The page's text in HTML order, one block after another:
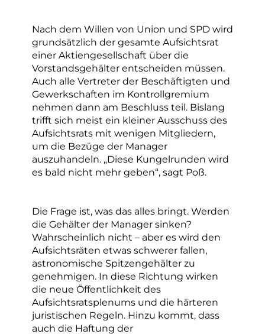
Nach dem Willen von Union und SPD wird
grundsätzlich der gesamte Aufsichtsrat
einer Aktiengesellschaft über die
Vorstandsgehälter entscheiden müssen.
Auch alle Vertreter der Beschäftigten und
Gewerkschaften im Kontrollgremium
nehmen dann am Beschluss teil. Bislang
trifft sich meist ein kleiner Ausschuss des
Aufsichtsrats mit wenigen Mitgliedern,
um die Bezüge der Manager
auszuhandeln. „Diese Kungelrunden wird
es bald nicht mehr geben“, sagt Poß.
Die Frage ist, was das alles bringt. Werden
die Gehälter der Manager sinken?
Wahrscheinlich nicht – aber es wird den
Aufsichtsräten etwas schwerer fallen,
astronomische Spitzengehälter zu
genehmigen. In diese Richtung wirken
die neue Öffentlichkeit des
Aufsichtsratsplenums und die härteren
juristischen Regeln. Hinzu kommt, dass
auch die Haftung der